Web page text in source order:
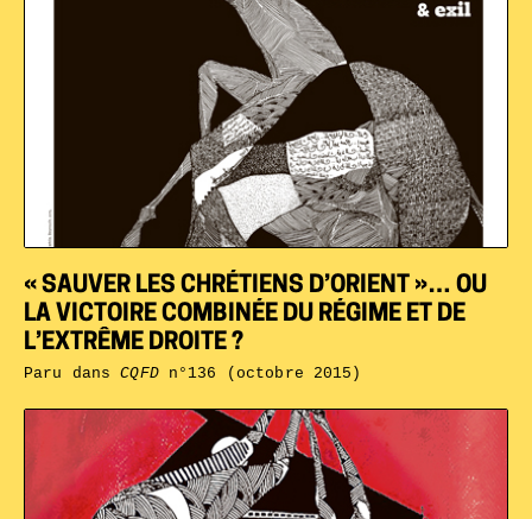
« SAUVER LES CHRÉTIENS D’ORIENT »… OU
LA VICTOIRE COMBINÉE DU RÉGIME ET DE
L’EXTRÊME DROITE ?
Paru dansCQFDn°136 (octobre 2015)